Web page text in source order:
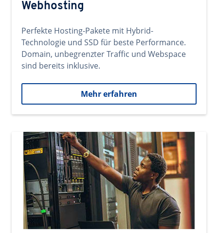
Webhosting
Perfekte Hosting-Pakete mit Hybrid-
Technologie und SSD für beste Performance.
Domain, unbegrenzter Traffic und Webspace
sind bereits inklusive.
Mehr erfahren